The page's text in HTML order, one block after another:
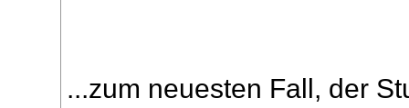
...zum neuesten Fall, der